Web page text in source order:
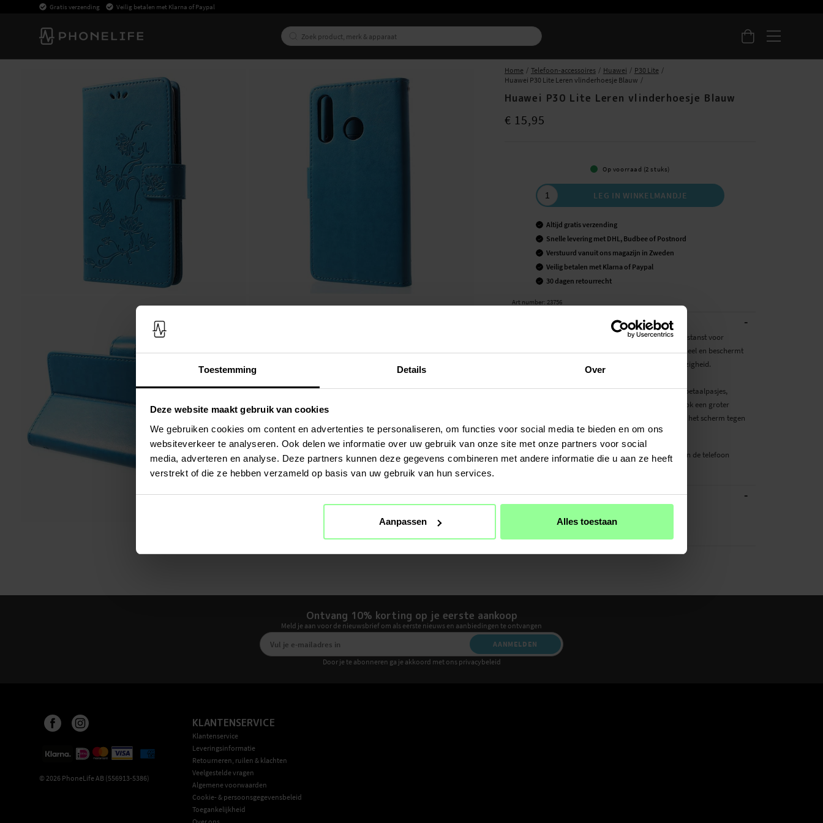
Toestemming Details Over
Deze website maakt gebruik van cookies
We gebruiken cookies om content en advertenties te personaliseren, om functies voor social media te bieden en om ons
websiteverkeer te analyseren. Ook delen we informatie over uw gebruik van onze site met onze partners voor social
media, adverteren en analyse. Deze partners kunnen deze gegevens combineren met andere informatie die u aan ze heeft
verstrekt of die ze hebben verzameld op basis van uw gebruik van hun services.
Aanpassen Alles toestaan
Gratis verzending Veilig betalen met Klarna of Paypal
Home Telefoon-accessoires Huawei
P30 Lite
Huawei P30 Lite Leren vlinderhoesje Blauw
Huawei P30 Lite Leren vlinderhoesje Blauw
Prijs :€ 15,95
€ 15,95
Op voorraad (2 stuks)
LEG IN WINKELMANDJE
Altijd gratis verzending
Snelle levering met DHL, Budbee of Postnord
Verstuurd vanuit ons magazijn in Zweden
Veilig betalen met Klarna of Paypal
30 dagen retourrecht
Art number: 23756
-
Bookcover hoesje met een vlinderdessin in het leer gestanst voor
Huawei P30 Lite. Het hoesje is zowel mooi als functioneel en beschermt
je hele telefoon tegen krassen, beschadigingen en viezigheid.
Aan de binnenkant van de voorflap kun je meerdere betaalpasjes,
lidmaatschapkaartjes of visitekaartjes kwijt en er is ook een groter
vakjes voor briefgeld of bonnetjes. De flap beschermt het scherm tegen
krassen en wordt gesloten met een magneetsluiting.
- Het hoesje beschermt zowel voor- als achterzijde van de telefoon
SPECIFICATIES -
Ontvang 10% korting op je eerste aankoop
Meld je aan voor de nieuwsbrief om als eerste nieuws en aanbiedingen te ontvangen
AANMELDEN
Door je te abonneren ga je akkoord met ons privacybeleid
© 2026 PhoneLife AB (556913-5386)
KLANTENSERVICE
Klantenservice
Leveringsinformatie
Retourneren, ruilen & klachten
Veelgestelde vragen
Algemene voorwaarden
Cookie- & persoonsgegevensbeleid
Toegankelijkheid